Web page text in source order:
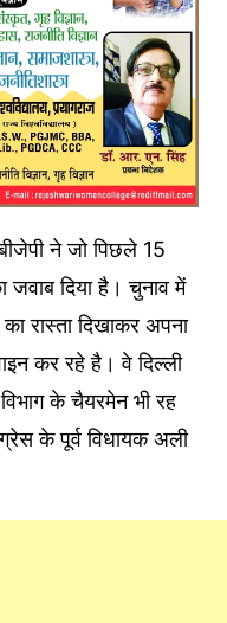
ने जो पिछले 15
दिया है। चुनाव में
रास्ता दिखाकर अपना
कर रहे है। वे दिल्ली
के चैयरमेन भी रह
के पूर्व विधायक अली